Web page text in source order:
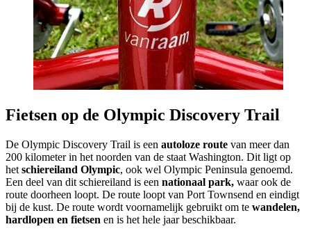
Fietsen op de Olympic Discovery Trail
De Olympic Discovery Trail is een autoloze route van meer dan
200 kilometer in het noorden van de staat Washington. Dit ligt op
het schiereiland Olympic, ook wel Olympic Peninsula genoemd.
Een deel van dit schiereiland is een nationaal park, waar ook de
route doorheen loopt. De route loopt van Port Townsend en eindigt
bij de kust. De route wordt voornamelijk gebruikt om te wandelen,
hardlopen en fietsen en is het hele jaar beschikbaar.